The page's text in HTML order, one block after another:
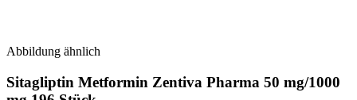
Abbildung ähnlich
Sitagliptin Metformin Zentiva Pharma 50 mg/1000